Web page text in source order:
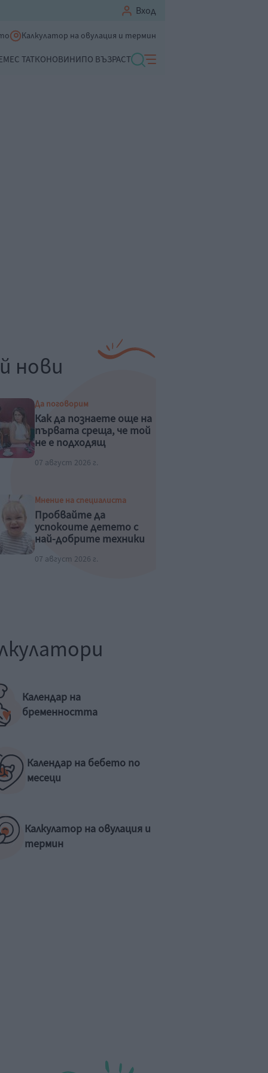
Вход
Калкулатор на овулация и термин
С ТАТКОНОВИНИПО ВЪЗРАСТ
Рая Пеева с бременна
фотосесия
нови
Да поговорим
Как да познаете още на
първата среща, че той
не е подходящ
07 август 2026 г.
Мнение на специалиста
Пробвайте да
успокоите детето с
най-добрите техники
07 август 2026 г.
Календар на
бременността
Календар на бебето по
месеци
Калкулатор на овулация и
термин